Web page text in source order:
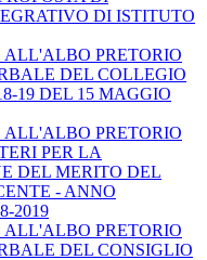
DI ISTITUTO
PRETORIO
DEL COLLEGIO
19 DEL 15 MAGGIO
PRETORIO
PER LA
DEL MERITO DEL
- ANNO
2019
PRETORIO
DEL CONSIGLIO